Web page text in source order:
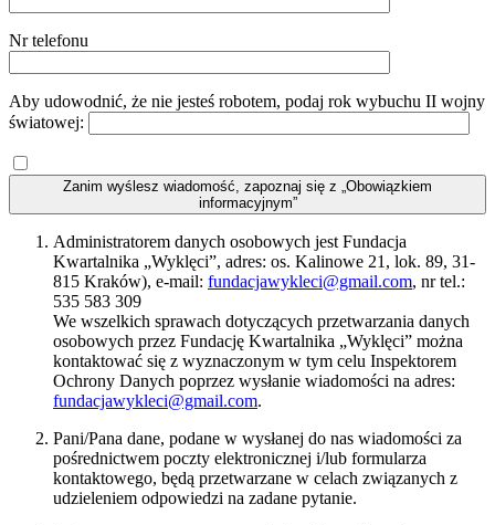
Nr telefonu
Aby udowodnić, że nie jesteś robotem, podaj rok wybuchu II wojny
światowej:
Zanim wyślesz wiadomość, zapoznaj się z „Obowiązkiem
informacyjnym”
Administratorem danych osobowych jest Fundacja
Kwartalnika „Wyklęci”, adres: os. Kalinowe 21, lok. 89, 31-
815 Kraków), e-mail: fundacjawykleci@gmail.com, nr tel.:
535 583 309
We wszelkich sprawach dotyczących przetwarzania danych
osobowych przez Fundację Kwartalnika „Wyklęci” można
kontaktować się z wyznaczonym w tym celu Inspektorem
Ochrony Danych poprzez wysłanie wiadomości na adres:
fundacjawykleci@gmail.com.
Pani/Pana dane, podane w wysłanej do nas wiadomości za
pośrednictwem poczty elektronicznej i/lub formularza
kontaktowego, będą przetwarzane w celach związanych z
udzieleniem odpowiedzi na zadane pytanie.